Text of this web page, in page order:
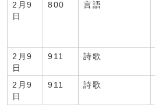
2月9
日
800 言語
2月9
日
911 詩歌
2月9
日
911 詩歌